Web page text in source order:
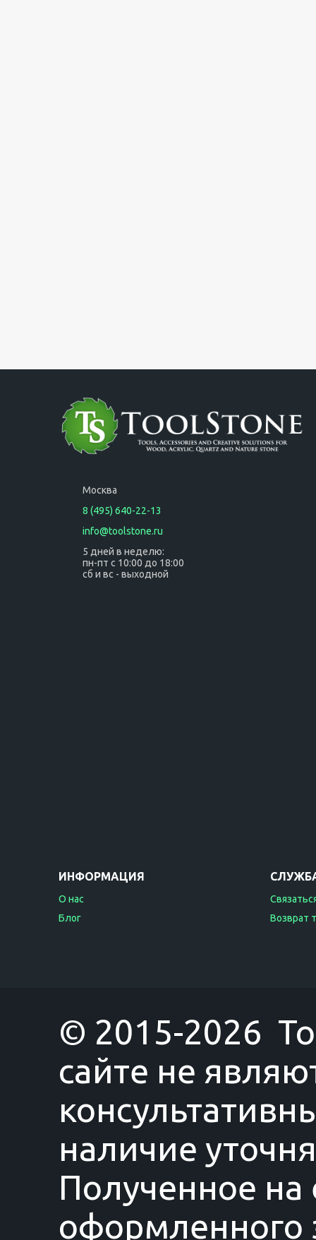
Москва
8 (495) 640-22-13
info@toolstone.ru
5 дней в неделю:
пн-пт с 10:00 до 18:00
сб и вс - выходной
ИНФОРМАЦИЯ
О нас
Блог
Возврат
© 2015-2026
сайте не
наличие
Полученное на
оформленного